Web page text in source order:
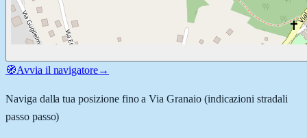
🧭Avvia il navigatore→
Naviga dalla tua posizione fino aVia Granaio(indicazioni stradali
passo passo)